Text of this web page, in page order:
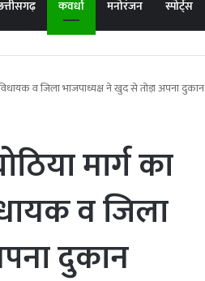
कवर्धा मनोरंजन स्पोर्ट्स
व जिला भाजपाध्यक्ष ने खुद से तोड़ा अपना दुकान
मार्ग का
व जिला
दुकान